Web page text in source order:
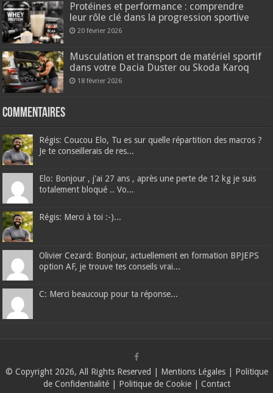
Protéines et performance : comprendre
leur rôle clé dans la progression sportive
20 février 2026
Musculation et transport de matériel sportif
dans votre Dacia Duster ou Skoda Karoq
18 février 2026
Commentaires
Régis: Coucou Elo, Tu es sur quelle répartition des macros ?
Je te conseillerais de res...
Elo: Bonjour , j'ai 27 ans , après une perte de 12 kg je suis
totalement bloqué .. Vo...
Régis: Merci à toi :-)...
Olivier Cezard: Bonjour, actuellement en formation BPJEPS
option AF, je trouve tes conseils vrai...
C: Merci beaucoup pour ta réponse...
© Copyright 2026, All Rights Reserved | Mentions Légales| Politique
de Confidentialité| Politique de Cookie| Contact